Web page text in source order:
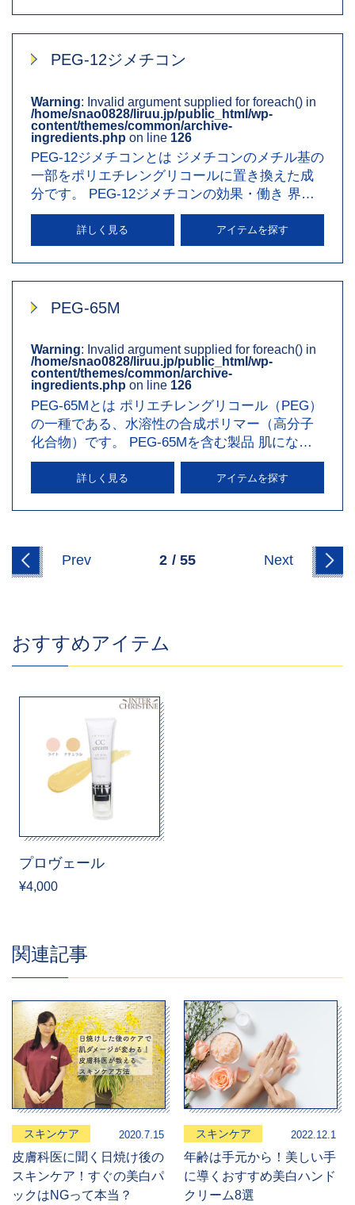
PEG-12ジメチコン
Warning: Invalid argument supplied for foreach() in
/home/snao0828/liruu.jp/public_html/wp-
content/themes/common/archive-
ingredients.php on line 126
PEG-12ジメチコンとは ジメチコンのメチル基の
一部をポリエチレングリコールに置き換えた成
分です。 PEG-12ジメチコンの効果・働き 界面
活性を活かした乳化作用…
詳しく見る アイテムを探す
PEG-65M
Warning: Invalid argument supplied for foreach() in
/home/snao0828/liruu.jp/public_html/wp-
content/themes/common/archive-
ingredients.php on line 126
PEG-65Mとは ポリエチレングリコール（PEG）
の一種である、水溶性の合成ポリマー（高分子
化合物）です。 PEG-65Mを含む製品 肌になじ
みやすい増粘剤・乳化安定…
詳しく見る アイテムを探す
Prev 2 / 55 Next
おすすめアイテム
プロヴェール
¥4,000
関連記事
スキンケア 2020.7.15
皮膚科医に聞く日焼け後の
スキンケア！すぐの美白パ
ックはNGって本当？
スキンケア 2022.12.1
年齢は手元から！美しい手
に導くおすすめ美白ハンド
クリーム8選